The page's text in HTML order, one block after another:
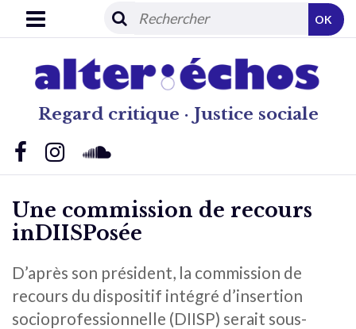
Regard critique · Justice sociale
OK
Une commission de recours
inDIISPosée
D’après son président, la commission de
recours du dispositif intégré d’insertion
socioprofessionnelle (DIISP) serait sous-